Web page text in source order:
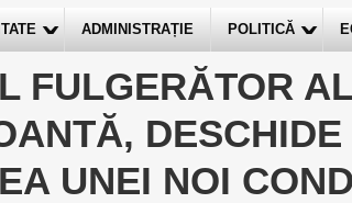
ADMINISTRAȚIE POLITICĂ
FULGERĂTOR
UNEI NOI